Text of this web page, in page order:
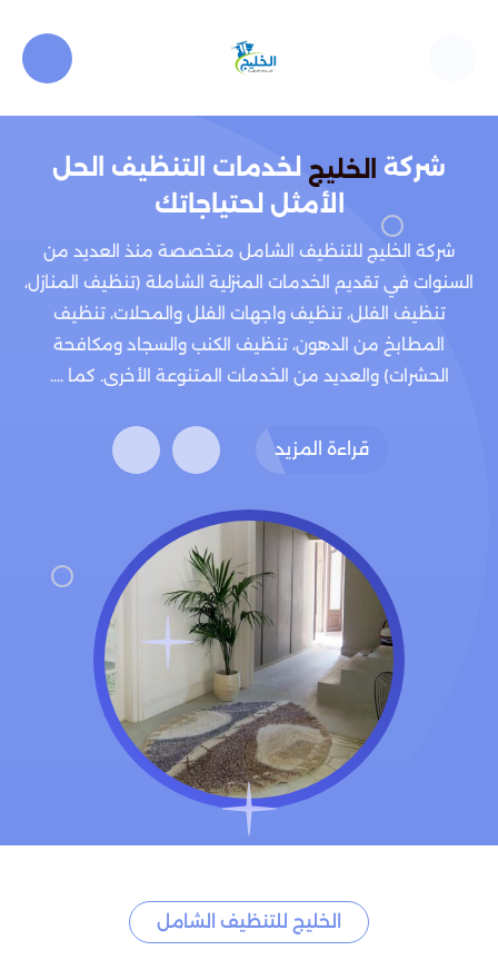
شركة الخليج لخدمات التنظيف الحل
الأمثل لحتياجاتك
شركة الخليج للتنظيف الشامل متخصصة منذ العديد من
السنوات في تقديم الخدمات المنزلية الشاملة (تنظيف المنازل،
تنظيف الفلل، تنظيف واجهات الفلل والمحلات، تنظيف
المطابخ من الدهون، تنظيف الكنب والسجاد ومكافحة
الحشرات) والعديد من الخدمات المتنوعة الأخرى. كما ....
قراءة المزيد
الخليج للتنظيف الشامل